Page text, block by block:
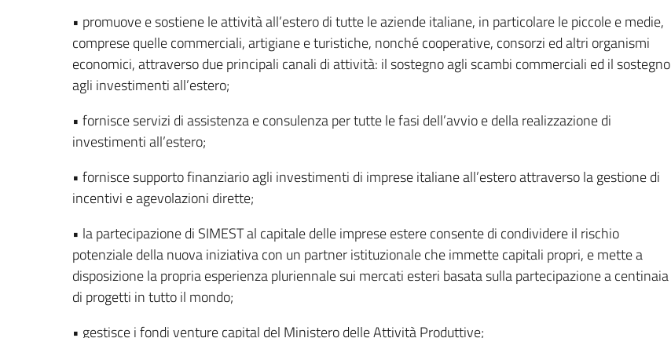
• promuove e sostiene le attività all’estero di tutte le aziende italiane, in particolare le piccole e medie,
comprese quelle commerciali, artigiane e turistiche, nonché cooperative, consorzi ed altri organismi
economici, attraverso due principali canali di attività: il sostegno agli scambi commerciali ed il sostegno
agli investimenti all’estero;
• fornisce servizi di assistenza e consulenza per tutte le fasi dell’avvio e della realizzazione di
investimenti all’estero;
• fornisce supporto finanziario agli investimenti di imprese italiane all’estero attraverso la gestione di
incentivi e agevolazioni dirette;
• la partecipazione di SIMEST al capitale delle imprese estere consente di condividere il rischio
potenziale della nuova iniziativa con un partner istituzionale che immette capitali propri, e mette a
disposizione la propria esperienza pluriennale sui mercati esteri basata sulla partecipazione a centinaia
di progetti in tutto il mondo;
• gestisce i fondi venture capital del Ministero delle Attività Produttive;